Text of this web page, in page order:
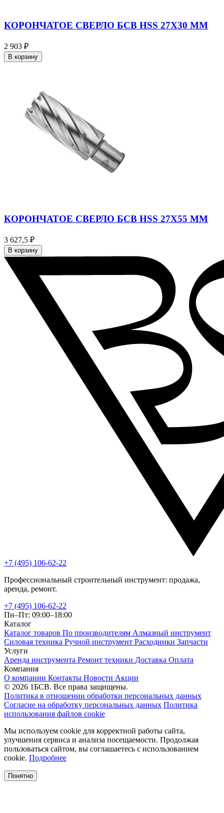
КОРОНЧАТОЕ СВЕРЛО БСВ HSS 27X30 ММ
2 903 ₽
В корзину
КОРОНЧАТОЕ СВЕРЛО БСВ HSS 27X55 ММ
3 627,5 ₽
В корзину
+7 (495) 106-62-22
Профессиональный строительный инструмент: продажа,
аренда, ремонт.
+7 (495) 106-62-22
Пн–Пт: 09:00–18:00
Каталог
Каталог товаров По производителям Алмазный инструмент
Силовая техника Ручной инструмент Расходники Запчасти
Услуги
Аренда инструмента Ремонт техники Доставка Оплата
Компания
О компании Контакты Новости Акции
© 2026 1БСВ. Все права защищены.
Политика в отношении обработки персональных данных
Согласие на обработку персональных данных Политика
использования файлов cookie
Мы используем cookie для корректной работы сайта,
улучшения сервиса и анализа посещаемости. Продолжая
пользоваться сайтом, вы соглашаетесь с использованием
cookie. Подробнее
Понятно